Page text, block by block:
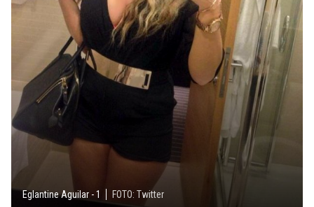
Eglantine Aguilar - 1 FOTO: Twitter